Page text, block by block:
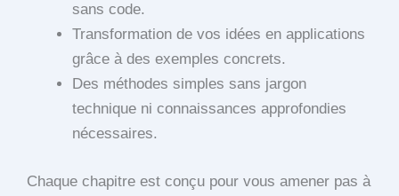
sans code.
Transformation de vos idées en applications
grâce à des exemples concrets.
Des méthodes simples sans jargon
technique ni connaissances approfondies
nécessaires.
Chaque chapitre est conçu pour vous amener pas à